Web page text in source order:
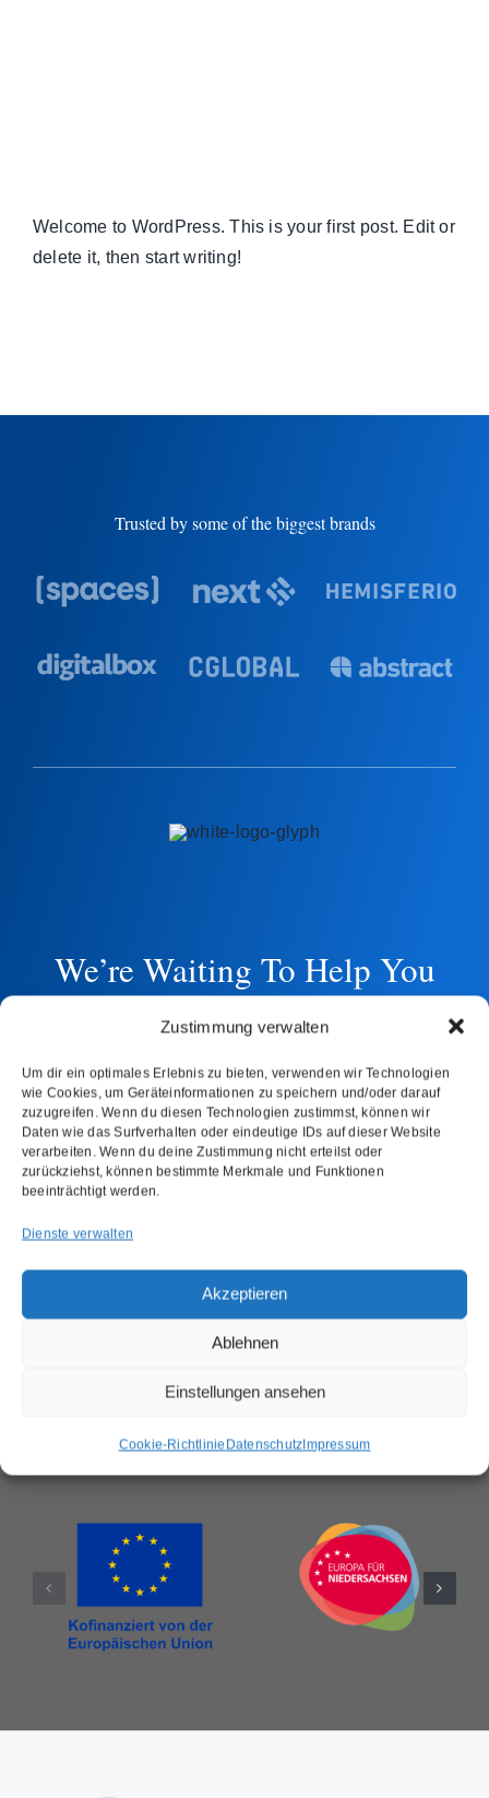
Zustimmung verwalten
Um dir ein optimales Erlebnis zu bieten, verwenden wir Technologien
wie Cookies, um Geräteinformationen zu speichern und/oder darauf
zuzugreifen. Wenn du diesen Technologien zustimmst, können wir
Daten wie das Surfverhalten oder eindeutige IDs auf dieser Website
verarbeiten. Wenn du deine Zustimmung nicht erteilst oder
zurückziehst, können bestimmte Merkmale und Funktionen
beeinträchtigt werden.
Dienste verwalten
Akzeptieren
Ablehnen
Einstellungen ansehen
Cookie-RichtlinieDatenschutzImpressum
Welcome to WordPress. This is your first post. Edit or
delete it, then start writing!
Trusted by some of the biggest brands
We’re Waiting To Help You
Get in touch with us today and let’s start
transforming your business from the
ground up.